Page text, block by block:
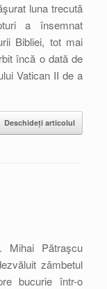
luna trecută
a însemnat
Bibliei, tot mai
încă o dată de
Vatican II de a
Deschideți articolul
Mihai Pătraşcu
zâmbetul
bucurie într-o